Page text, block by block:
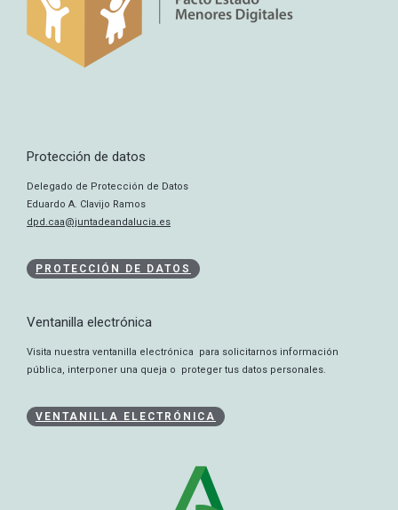
Protección de datos
Delegado de Protección de Datos
Eduardo A. Clavijo Ramos
dpd.caa@juntadeandalucia.es
PROTECCIÓN DE DATOS
Ventanilla electrónica
Visita nuestra ventanilla electrónica para solicitarnos información
pública, interponer una queja o proteger tus datos personales.
VENTANILLA ELECTRÓNICA